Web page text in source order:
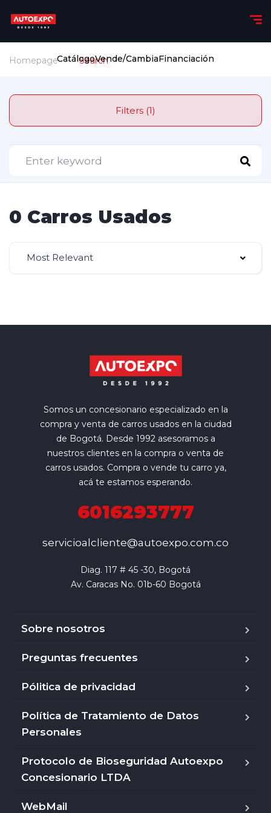
CatálogoVende/CambiaFinanciación
Homepage Search
Filters (1)
0 Carros Usados
Most Relevant
Somos un concesionario especializado en la
compra y venta de carros usados en la ciudad
de Bogotá. Desde 1992 asesoramos a
nuestros clientes en la compra o venta de
carros usados. Compra o vende tu carro ya,
acá te estamos esperando.
6016293777
servicioalcliente@autoexpo.com.co
Diag. 117 # 45 -30, Bogotá
Av. Caracas No. 01b-60 Bogotá
Sobre nosotros
Preguntas frecuentes
Pólitica de privacidad
Política de Tratamiento de Datos
Personales
Protocolo de Bioseguridad Autoexpo
Concesionario LTDA
WebMail